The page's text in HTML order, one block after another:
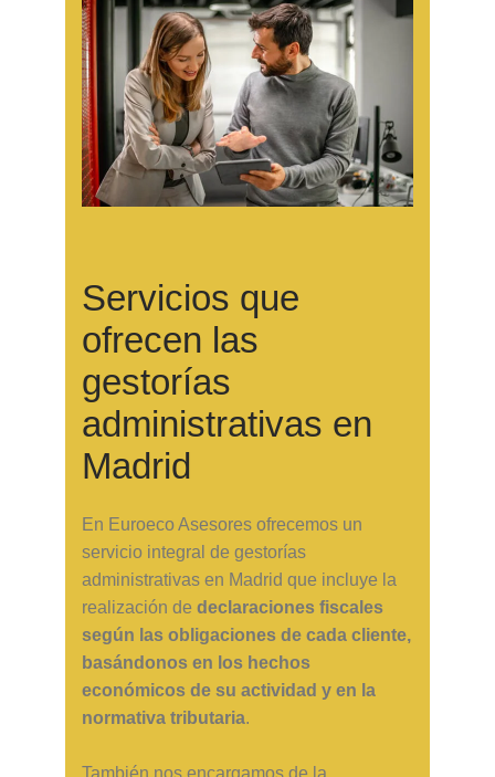
Servicios que
ofrecen las
gestorías
administrativas en
Madrid
En Euroeco Asesores ofrecemos un
servicio integral de gestorías
administrativas en Madrid que incluye la
realización de declaraciones fiscales
según las obligaciones de cada cliente,
basándonos en los hechos
económicos de su actividad y en la
normativa tributaria.
También nos encargamos de la